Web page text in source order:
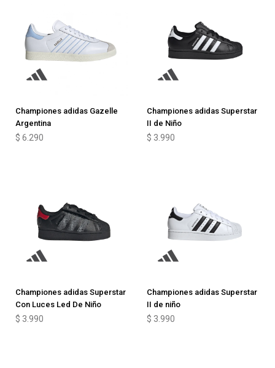
Championes adidas Gazelle
Argentina
$ 6.290
Championes adidas Superstar
II de Niño
$ 3.990
Championes adidas Superstar
Con Luces Led De Niño
$ 3.990
Championes adidas Superstar
II de niño
$ 3.990